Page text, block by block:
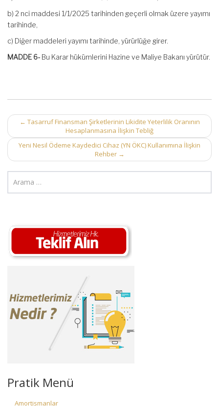
b) 2 nci maddesi 1/1/2025 tarihinden geçerli olmak üzere yayımı
tarihinde,
c) Diğer maddeleri yayımı tarihinde, yürürlüğe girer.
MADDE 6- Bu Karar hükümlerini Hazine ve Maliye Bakanı yürütür.
Post
navigation
← Tasarruf Finansman Şirketlerinin Likidite Yeterlilik Oranının
Hesaplanmasına İlişkin Tebliğ
Yeni Nesil Ödeme Kaydedici Cihaz (YN ÖKC) Kullanımına İlişkin
Rehber →
Pratik Menü
Amortismanlar